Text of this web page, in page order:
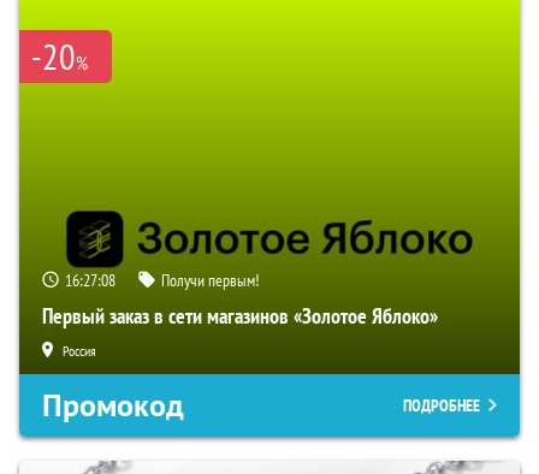
-20%
16:27:07 Получи первым!
Первый заказ в сети магазинов «Золотое Яблоко»
Россия
Промокод ПОДРОБНЕЕ